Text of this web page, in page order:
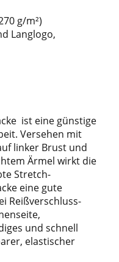
g/m²)
Langlogo,
ist eine günstige
Versehen mit
linker Brust und
Ärmel wirkt die
Stretch-
eine gute
Reißverschluss-
und schnell
elastischer